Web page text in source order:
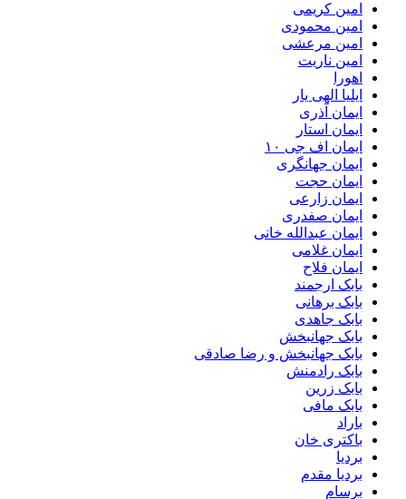
امین کریمی
امین محمودی
امین مرعشی
امین ناریت
اهورا
ایلیا الهی یار
ایمان آذری
ایمان استار
ایمان اف جی ۱۰
ایمان جهانگری
ایمان حجت
ایمان زارعی
ایمان صفدری
ایمان عبدالله خانی
ایمان غلامی
ایمان فلاح
بابک ارجمند
بابک برهانی
بابک جاهدی
بابک جهانبخش
بابک جهانبخش و رضا صادقی
بابک رادمنش
بابک زرین
بابک مافی
باراد
باکتری خان
بردیا
بردیا مقدم
برسام